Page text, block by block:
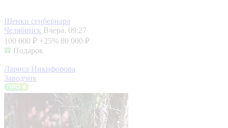
Щенки сенбернара
Челябинск Вчера, 09:27
100 000 ₽ +25% 80 000 ₽
Подарок
Лариса Никифорова
Заводчик